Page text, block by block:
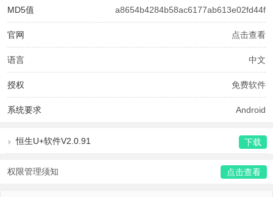
MD5值 a8654b4284b58ac6177ab613e02fd44f
官网 点击查看
语言 中文
授权 免费软件
系统要求 Android
恒生U+软件V2.0.91 下载
权限管理须知 点击查看